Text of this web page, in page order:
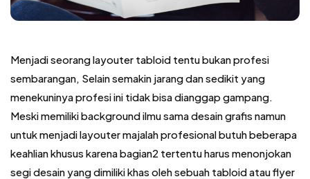
Menjadi seorang layouter tabloid tentu bukan profesi
sembarangan, Selain semakin jarang dan sedikit yang
menekuninya profesi ini tidak bisa dianggap gampang.
Meski memiliki background ilmu sama desain grafis namun
untuk menjadi layouter majalah profesional butuh beberapa
keahlian khusus karena bagian2 tertentu harus menonjokan
segi desain yang dimiliki khas oleh sebuah tabloid atau flyer